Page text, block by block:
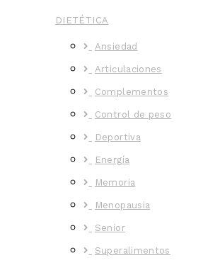
DIETÉTICA
Ansiedad
Articulaciones
Complementos
Control de peso
Deportiva
Energía
Memoria
Menopausia
Senior
Superalimentos